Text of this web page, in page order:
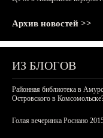
Архив новостей >>
ИЗ БЛОГОВ
Районная библиотека в
Островского в
Голая вечеринка Роснано